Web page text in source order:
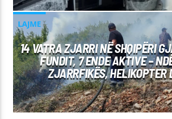
LAJME
14 VATRA ZJARRI NË SHQIPËRI
FUNDIT, 7 ENDE AKTIVE –
ZJARRFIKËS, HELIKOPTER